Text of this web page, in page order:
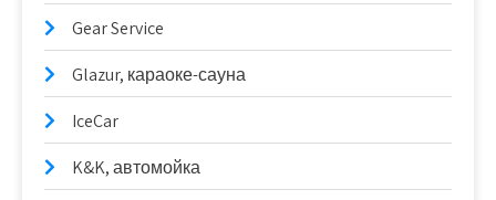
Gear Service
Glazur, караоке-сауна
IceCar
K&K, автомойка